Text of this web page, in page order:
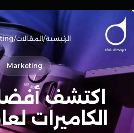
الرئيسية/ المقالات/
Marketing
اكتشف
الكاميرات لعام